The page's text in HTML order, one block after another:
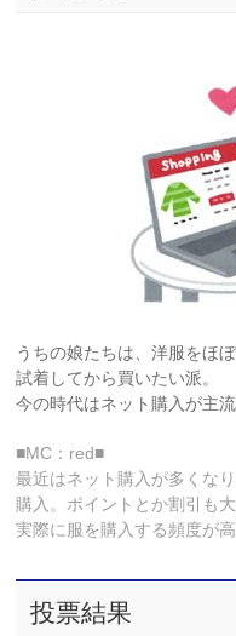
うちの娘たちは、洋服をほ
試着してから買いたい派。
今の時代はネット購入が主
■MC：red■
最近はネット購入が多くな
購入。ポイントとか割引も大
実際に服を購入する頻度が
投票結果